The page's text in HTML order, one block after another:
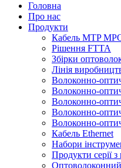
Головна
Про нас
Продукти
Кабель MTP
Рішення FTTA
Збірки
Лінія
Волоконно-
Волоконно-
Волоконно-
Волоконно-
Волоконно-
Кабель Ethernet
Набори
Продукти серії
Оптоволоконний